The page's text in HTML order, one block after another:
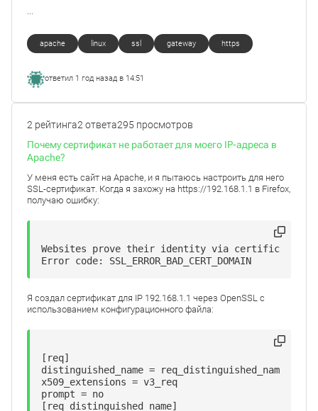
apache linux ssl gateway https
ответил 1 год назад в 14:51
Почему сертификат не работает для моего IP-адреса в
Apache?
У меня есть сайт на Apache, и я пытаюсь настроить для него
SSL-сертификат. Когда я захожу на https://192.168.1.1 в Firefox,
получаю ошибку:
Websites prove their identity via
Error code: SSL_ERROR_BAD_CERT_DOMAIN
Я создал сертификат для IP 192.168.1.1 через OpenSSL с
использованием конфигурационного файла:
[req]
distinguished_name = req_distinguished_name
x509_extensions = v3_req
prompt = no
[req_distinguished_name]
2 рейтинга2 ответа295 просмотров